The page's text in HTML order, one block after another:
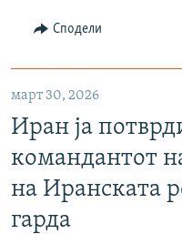
Сподели
март 30, 2026
Иран ја
командантот
на Иранската
гарда